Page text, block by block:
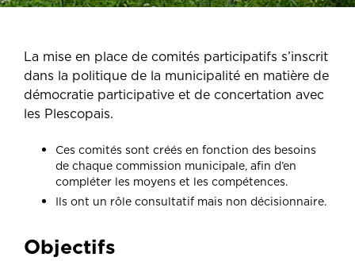
La mise en place de comités participatifs s’inscrit
dans la politique de la municipalité en matière de
démocratie participative et de concertation avec
les Plescopais.
Ces comités sont créés en fonction des besoins
de chaque commission municipale, afin d’en
compléter les moyens et les compétences.
Ils ont un rôle consultatif mais non décisionnaire.
Objectifs